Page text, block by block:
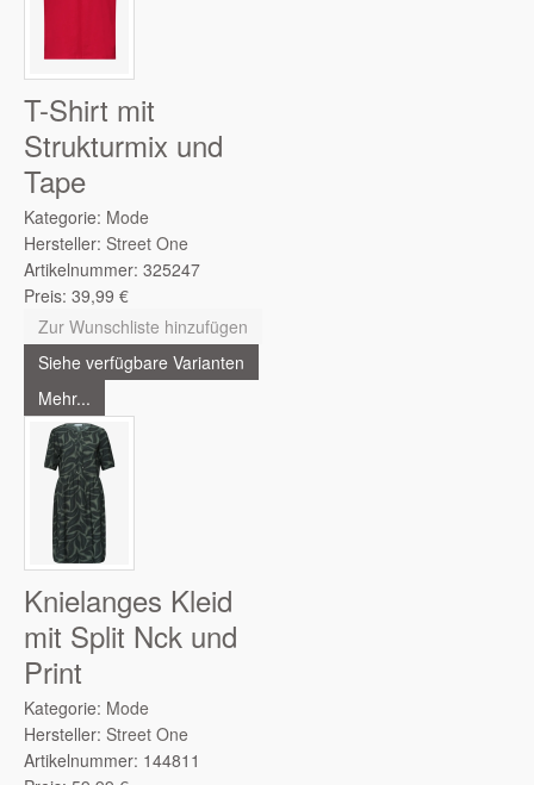
T-Shirt mit
Strukturmix und
Tape
Kategorie: Mode
Hersteller: Street One
Artikelnummer: 325247
Preis: 39,99 €
Zur Wunschliste hinzufügen
Siehe verfügbare Varianten
Mehr...
Knielanges Kleid
mit Split Nck und
Print
Kategorie: Mode
Hersteller: Street One
Artikelnummer: 144811